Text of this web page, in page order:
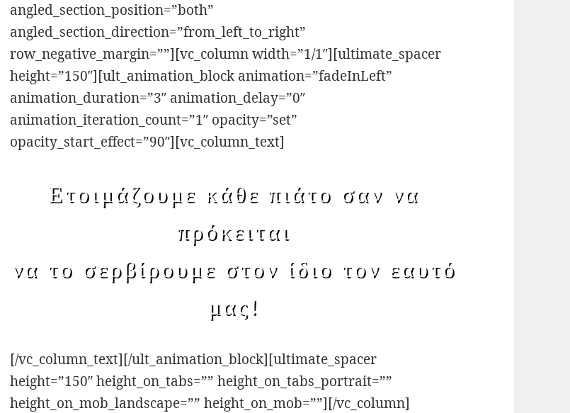
angled_section_position=”both”
angled_section_direction=”from_left_to_right”
row_negative_margin=””][vc_column width=”1/1″][ultimate_spacer
height=”150″][ult_animation_block animation=”fadeInLeft”
animation_duration=”3″ animation_delay=”0″
animation_iteration_count=”1″ opacity=”set”
opacity_start_effect=”90″][vc_column_text]
Ετοιμάζουμε κάθε πιάτο σαν να
πρόκειται
να το σερβίρουμε στον ίδιο τον εαυτό
μας!
[/vc_column_text][/ult_animation_block][ultimate_spacer
height=”150″ height_on_tabs=”” height_on_tabs_portrait=””
height_on_mob_landscape=”” height_on_mob=””][/vc_column]